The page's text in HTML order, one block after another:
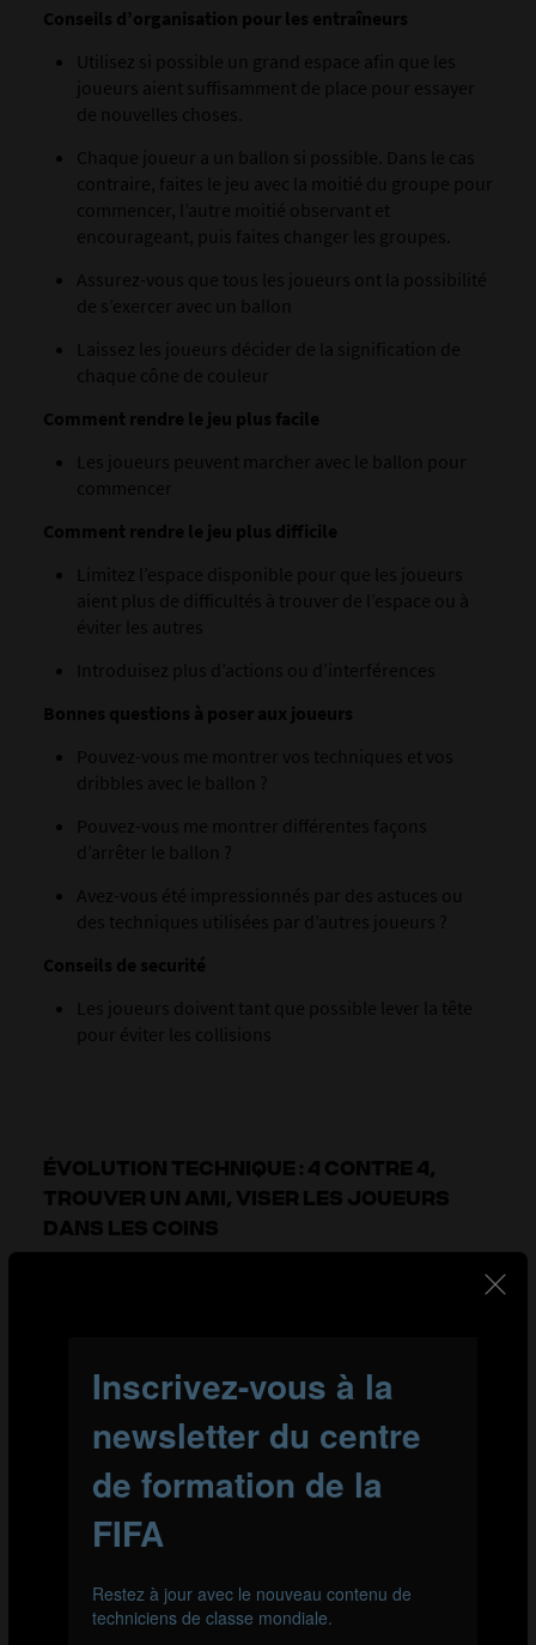
Conseils d’organisation pour les entraîneurs
Utilisez si possible un grand espace afin que les
joueurs aient suffisamment de place pour essayer
de nouvelles choses.
Chaque joueur a un ballon si possible. Dans le cas
contraire, faites le jeu avec la moitié du groupe pour
commencer, l’autre moitié observant et
encourageant, puis faites changer les groupes.
Assurez-vous que tous les joueurs ont la possibilité
de s’exercer avec un ballon
Laissez les joueurs décider de la signification de
chaque cône de couleur
Comment rendre le jeu plus facile
Les joueurs peuvent marcher avec le ballon pour
commencer
Comment rendre le jeu plus difficile
Limitez l’espace disponible pour que les joueurs
aient plus de difficultés à trouver de l’espace ou à
éviter les autres
Introduisez plus d’actions ou d’interférences
Bonnes questions à poser aux joueurs
Pouvez-vous me montrer vos techniques et vos
dribbles avec le ballon ?
Pouvez-vous me montrer différentes façons
d’arrêter le ballon ?
Avez-vous été impressionnés par des astuces ou
des techniques utilisées par d’autres joueurs ?
Conseils de securité
Les joueurs doivent tant que possible lever la tête
pour éviter les collisions
ÉVOLUTION TECHNIQUE : 4 CONTRE 4,
TROUVER UN AMI, VISER LES JOUEURS
DANS LES COINS